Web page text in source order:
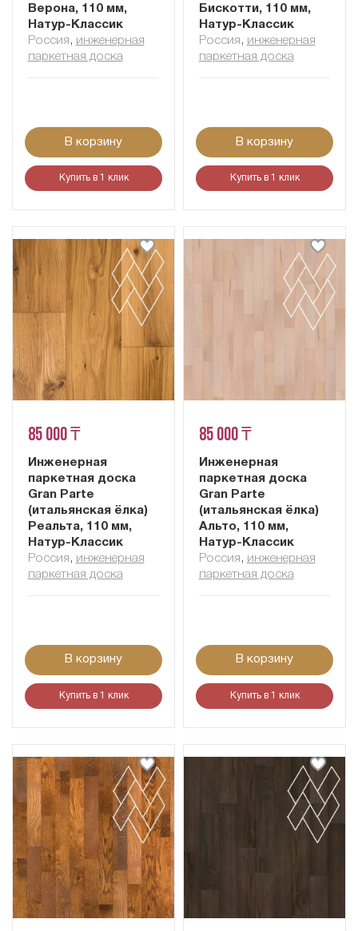
Верона, 110 мм,
Натур-Классик
Россия , инженерная
паркетная доска
В корзину
Купить в 1 клик
Бискотти, 110 мм,
Натур-Классик
Россия , инженерная
паркетная доска
В корзину
Купить в 1 клик
85 000 ₸
Инженерная
паркетная доска
Gran Parte
(итальянская ёлка)
Реальта, 110 мм,
Натур-Классик
Россия , инженерная
паркетная доска
В корзину
Купить в 1 клик
85 000 ₸
Инженерная
паркетная доска
Gran Parte
(итальянская ёлка)
Альто, 110 мм,
Натур-Классик
Россия , инженерная
паркетная доска
В корзину
Купить в 1 клик